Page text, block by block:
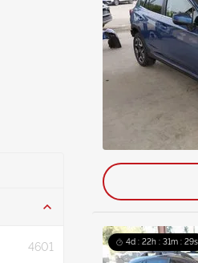
4601
4d : 22h : 31m : 27s